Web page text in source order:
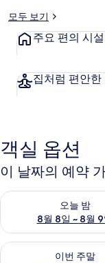
모두 보기
주요 편의 시
집처럼 편안한
객실 옵션
이 날짜의 예약
오늘 밤
8월 8일 ~ 8월 9
오늘 밤 예약 가능 여
이번 주말
이번 주말 예약 가능